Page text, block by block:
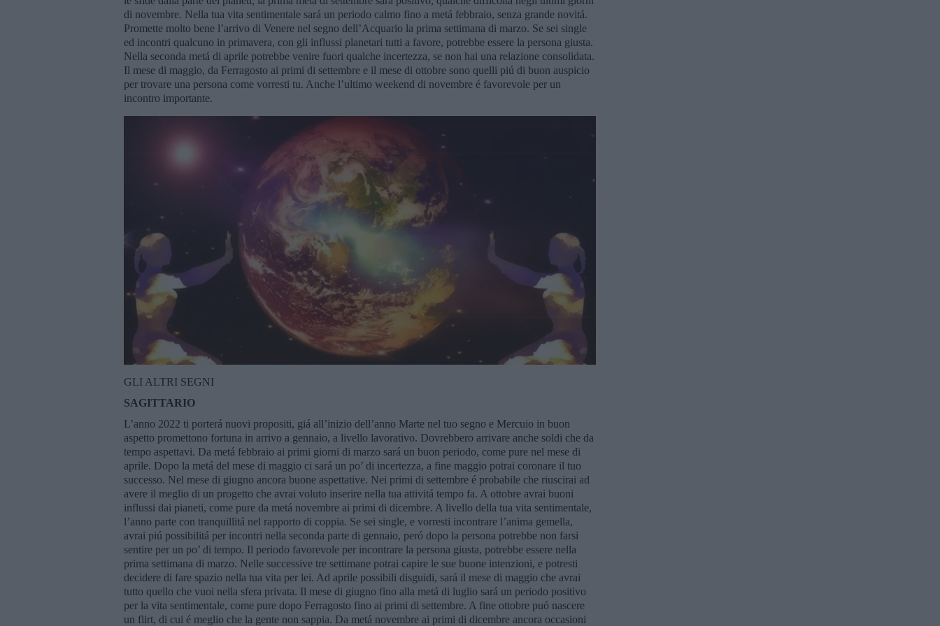
di novembre. Nella tua vita sentimentale sará un periodo calmo fino a metá febbraio, senza grande novitá.
Promette molto bene l’arrivo di Venere nel segno dell’Acquario la prima settimana di marzo. Se sei single
ed incontri qualcuno in primavera, con gli influssi planetari tutti a favore, potrebbe essere la persona giusta.
Nella seconda metá di aprile potrebbe venire fuori qualche incertezza, se non hai una relazione consolidata.
Il mese di maggio, da Ferragosto ai primi di settembre e il mese di ottobre sono quelli piú di buon auspicio
per trovare una persona come vorresti tu. Anche l’ultimo weekend di novembre é favorevole per un
incontro importante.
GLI ALTRI SEGNI
SAGITTARIO
L’anno 2022 ti porterá nuovi propositi, giá all’inizio dell’anno Marte nel tuo segno e Mercuio in buon
aspetto promettono fortuna in arrivo a gennaio, a livello lavorativo. Dovrebbero arrivare anche soldi che da
tempo aspettavi. Da metá febbraio ai primi giorni di marzo sará un buon periodo, come pure nel mese di
aprile. Dopo la metá del mese di maggio ci sará un po’ di incertezza, a fine maggio potrai coronare il tuo
successo. Nel mese di giugno ancora buone aspettative. Nei primi di settembre é probabile che riuscirai ad
avere il meglio di un progetto che avrai voluto inserire nella tua attivitá tempo fa. A ottobre avrai buoni
influssi dai pianeti, come pure da metá novembre ai primi di dicembre. A livello della tua vita sentimentale,
l’anno parte con tranquillitá nel rapporto di coppia. Se sei single, e vorresti incontrare l’anima gemella,
avrai piú possibilitá per incontri nella seconda parte di gennaio, peró dopo la persona potrebbe non farsi
sentire per un po’ di tempo. Il periodo favorevole per incontrare la persona giusta, potrebbe essere nella
prima settimana di marzo. Nelle successive tre settimane potrai capire le sue buone intenzioni, e potresti
decidere di fare spazio nella tua vita per lei. Ad aprile possibili disguidi, sará il mese di maggio che avrai
tutto quello che vuoi nella sfera privata. Il mese di giugno fino alla metá di luglio sará un periodo positivo
per la vita sentimentale, come pure dopo Ferragosto fino ai primi di settembre. A fine ottobre puó nascere
un flirt, di cui é meglio che la gente non sappia. Da metá novembre ai primi di dicembre ancora occasioni